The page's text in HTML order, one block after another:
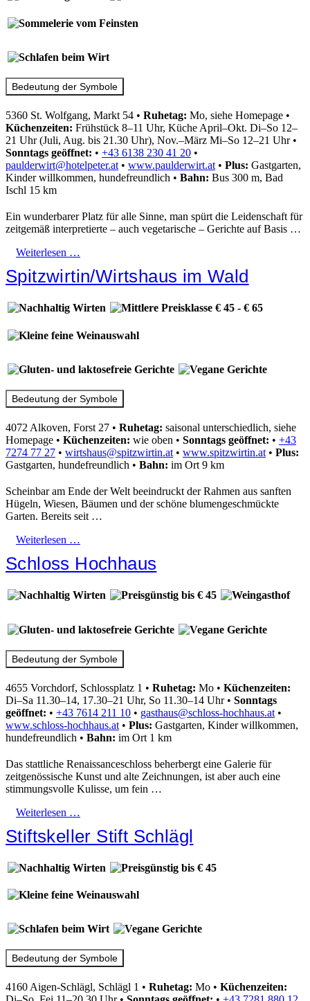
Bedeutung der Symbole
5360 St. Wolfgang, Markt 54 • Ruhetag: Mo, siehe Homepage •
Küchenzeiten: Frühstück 8–11 Uhr, Küche April–Okt. Di–So 12–
21 Uhr (Juli, Aug. bis 21.30 Uhr), Nov.–März Mi–So 12–21 Uhr•
Sonntags geöffnet: • +43 6138 230 41 20 •
paulderwirt@hotelpeter.at • www.paulderwirt.at • Plus: Gastgarten,
Kinder willkommen, hundefreundlich • Bahn: Bus 300 m, Bad
Ischl 15 km
Ein wunderbarer Platz für alle Sinne, man spürt die Leidenschaft für
zeitgemäß interpretierte – auch vegetarische – Gerichte auf Basis …
Weiterlesen …
Spitzwirtin/Wirtshaus im Wald
Bedeutung der Symbole
4072 Alkoven, Forst 27 • Ruhetag: saisonal unterschiedlich, siehe
Homepage • Küchenzeiten: wie oben • Sonntags geöffnet: • +43
7274 77 27 • wirtshaus@spitzwirtin.at • www.spitzwirtin.at • Plus:
Gastgarten, hundefreundlich • Bahn: im Ort 9 km
Scheinbar am Ende der Welt beeindruckt der Rahmen aus sanften
Hügeln, Wiesen, Bäumen und der schöne blumengeschmückte
Garten. Bereits seit …
Weiterlesen …
Schloss Hochhaus
Bedeutung der Symbole
4655 Vorchdorf, Schlossplatz 1 • Ruhetag: Mo • Küchenzeiten:
Di–Sa 11.30–14, 17.30–21 Uhr, So 11.30–14 Uhr• Sonntags
geöffnet: • +43 7614 211 10 • gasthaus@schloss-hochhaus.at •
www.schloss-hochhaus.at • Plus: Gastgarten, Kinder willkommen,
hundefreundlich • Bahn: im Ort 1 km
Das stattliche Renaissanceschloss beherbergt eine Galerie für
zeitgenössische Kunst und alte Zeichnungen, ist aber auch eine
stimmungsvolle Kulisse, um fein …
Weiterlesen …
Stiftskeller Stift Schlägl
Bedeutung der Symbole
4160 Aigen-Schlägl, Schlägl 1 • Ruhetag: Mo • Küchenzeiten: